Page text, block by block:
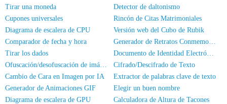
Tirar una moneda
Detector de daltonismo
Cupones universales
Rincón de Citas Matrimoniales
Diagrama de escalera de CPU
Versión web del Cubo de Rubik
Comparador de fecha y hora
Generador de Retratos Conmemorativos
Tirar los dados
Documento de Identidad Electrónico
Ofuscación/desofuscación de imágenes
Cifrado/Descifrado de Texto
Cambio de Cara en Imagen por IA
Extractor de palabras clave de texto
Generador de Animaciones GIF
Elegir un buen nombre
Diagrama de escalera de GPU
Calculadora de Altura de Tacones